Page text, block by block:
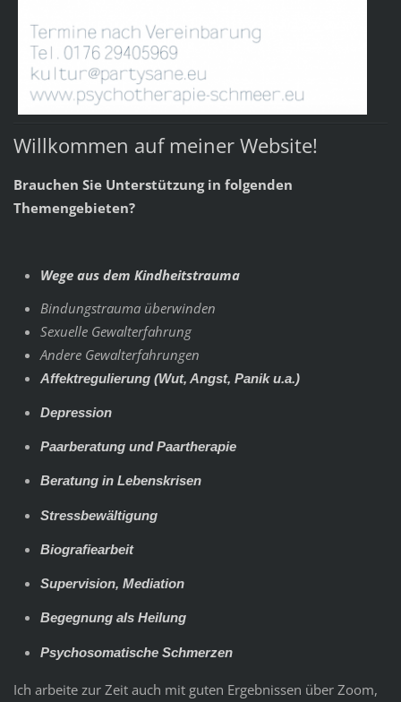
Willkommen auf meiner Website!
Brauchen Sie Unterstützung in folgenden
Themengebieten?
Wege aus dem Kindheitstrauma
Bindungstrauma überwinden
Sexuelle Gewalterfahrung
Andere Gewalterfahrungen
Affektregulierung (Wut, Angst, Panik u.a.)
Depression
Paarberatung und Paartherapie
Beratung in Lebenskrisen
Stressbewältigung
Biografiearbeit
Supervision, Mediation
Begegnung als Heilung
Psychosomatische Schmerzen
Ich arbeite zur Zeit auch mit guten Ergebnissen über Zoom,